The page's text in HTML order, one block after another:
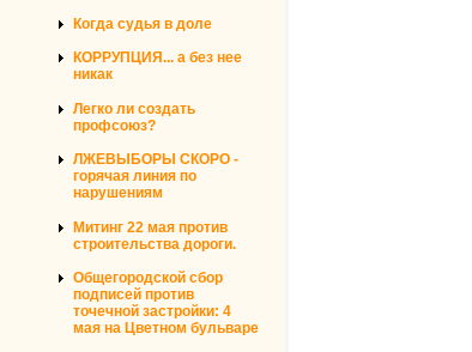
Когда судья в доле
КОРРУПЦИЯ... а без нее
никак
Легко ли создать
профсоюз?
ЛЖЕВЫБОРЫ СКОРО -
горячая линия по
нарушениям
Митинг 22 мая против
строительства дороги.
Общегородской сбор
подписей против
точечной застройки: 4
мая на Цветном бульваре